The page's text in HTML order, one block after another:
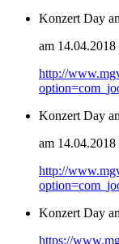
Konzert Day
am
http://
Konzert Day
am
http://
Konzert Day
https://